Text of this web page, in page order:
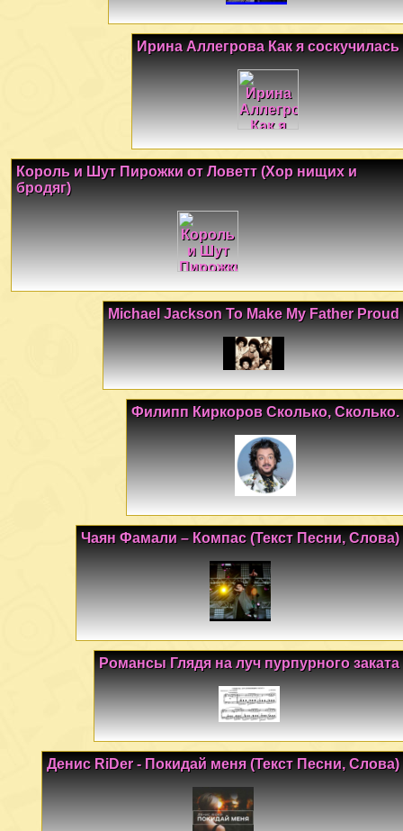
Ирина Аллегрова Как я соскучилась
Король и Шут Пирожки от Ловетт (Хор нищих и
бродяг)
Michael Jackson To Make My Father Proud
Филипп Киркоров Сколько, Сколько.
Чаян Фамали – Компас (Текст Песни, Слова)
Романсы Глядя на луч пурпурного заката
Денис RiDer - Покидай меня (Текст Песни, Слова)